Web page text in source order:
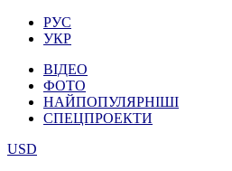
РУС
УКР
ВІДЕО
ФОТО
НАЙПОПУЛЯРНІШІ
СПЕЦПРОЕКТИ
USD